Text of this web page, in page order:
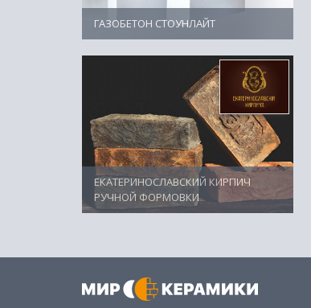
ГАЗОБЕТОН СТОУНЛАЙТ
ЕКАТЕРИНОСЛАВСКИЙ КИРПИЧ
РУЧНОЙ ФОРМОВКИ